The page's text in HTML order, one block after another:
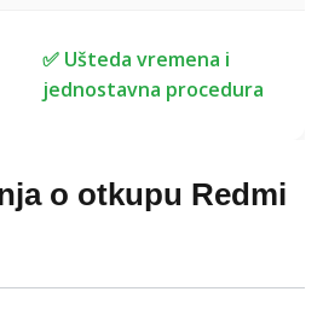
✅ Ušteda vremena i
jednostavna procedura
o otkupu Redmi